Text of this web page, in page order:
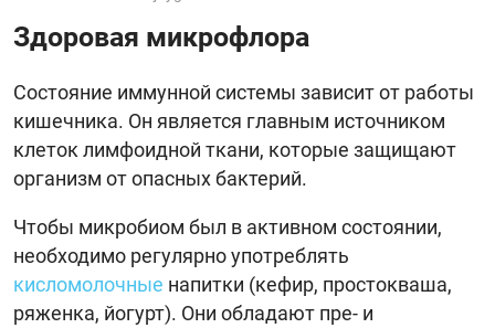
Здоровая микрофлора
Состояние иммунной системы зависит от работы
кишечника. Он является главным источником
клеток лимфоидной ткани, которые защищают
организм от опасных бактерий.
Чтобы микробиом был в активном состоянии,
необходимо регулярно употреблять
кисломолочные напитки (кефир, простокваша,
ряженка, йогурт). Они обладают пре- и